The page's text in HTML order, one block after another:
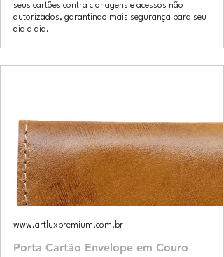
seus cartões contra clonagens e acessos não
autorizados, garantindo mais segurança para seu
dia a dia.
www.artluxpremium.com.br
Porta Cartão Envelope em Couro